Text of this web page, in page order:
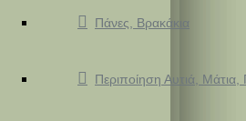
Πάνες, Βρακάκια
Περιποίηση Αυτιά,